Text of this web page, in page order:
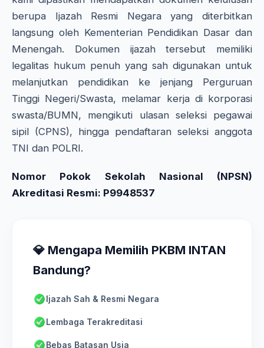
berupa Ijazah Resmi Negara yang diterbitkan
langsung oleh Kementerian Pendidikan Dasar dan
Menengah. Dokumen ijazah tersebut memiliki
legalitas hukum penuh yang sah digunakan untuk
melanjutkan pendidikan ke jenjang Perguruan
Tinggi Negeri/Swasta, melamar kerja di korporasi
swasta/BUMN, mengikuti ulasan seleksi pegawai
sipil (CPNS), hingga pendaftaran seleksi anggota
TNI dan POLRI.
Nomor Pokok Sekolah Nasional (NPSN)
Akreditasi Resmi: P9948537
💎 Mengapa Memilih PKBM INTAN
Bandung?
Ijazah Sah & Resmi Negara
Lembaga Terakreditasi
Bebas Batasan Usia